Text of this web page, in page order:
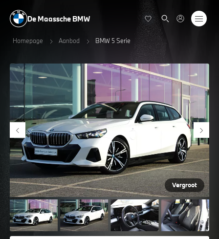
De Maassche BMW
Homepage Aanbod BMW 5 Serie
Vergroot